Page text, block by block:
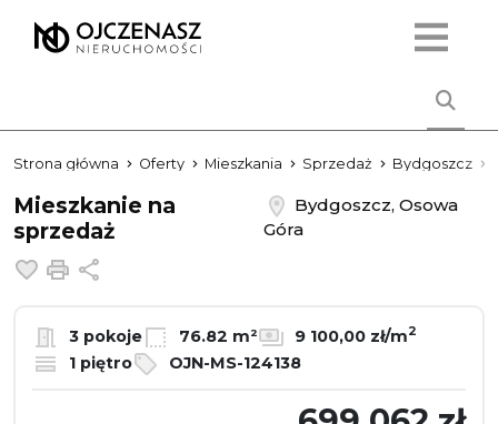
Strona główna Oferty Mieszkania Sprzedaż Bydgoszcz
Mieszkanie na
sprzedaż
Bydgoszcz, Osowa
Góra
Dodaj do ulubionych
Drukuj
3 pokoje 76.82 m² 9 100,00 zł/m2
1 piętro OJN-MS-124138